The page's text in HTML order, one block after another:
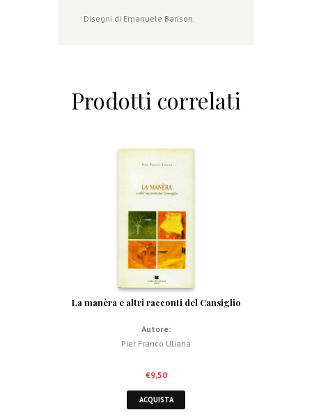
Disegni di Emanuele Barison.
Prodotti correlati
La manèra e altri racconti del Cansiglio
Autore:
Pier Franco Uliana
€9,50
ACQUISTA